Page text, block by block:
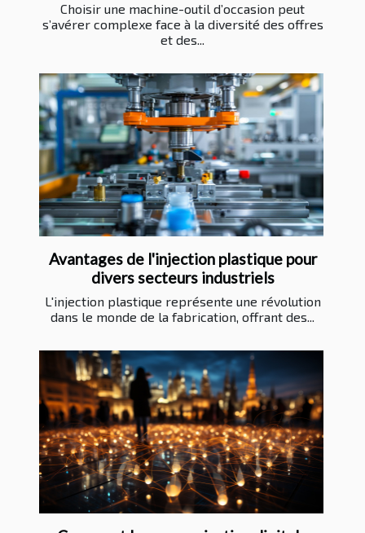
Choisir une machine-outil d’occasion peut
s’avérer complexe face à la diversité des offres
et des...
Avantages de l'injection plastique pour
divers secteurs industriels
L'injection plastique représente une révolution
dans le monde de la fabrication, offrant des...